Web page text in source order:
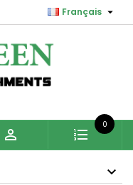
Français 

0